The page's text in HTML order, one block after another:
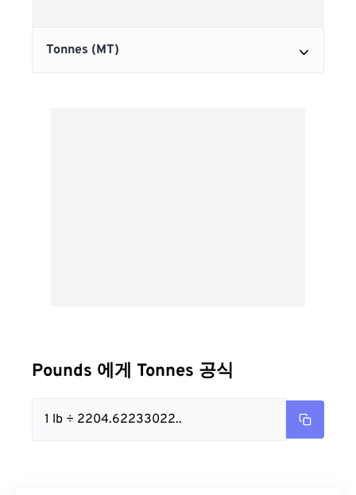
Pounds 에게 Tonnes 공식
1 lb ÷ 2204.62233022..